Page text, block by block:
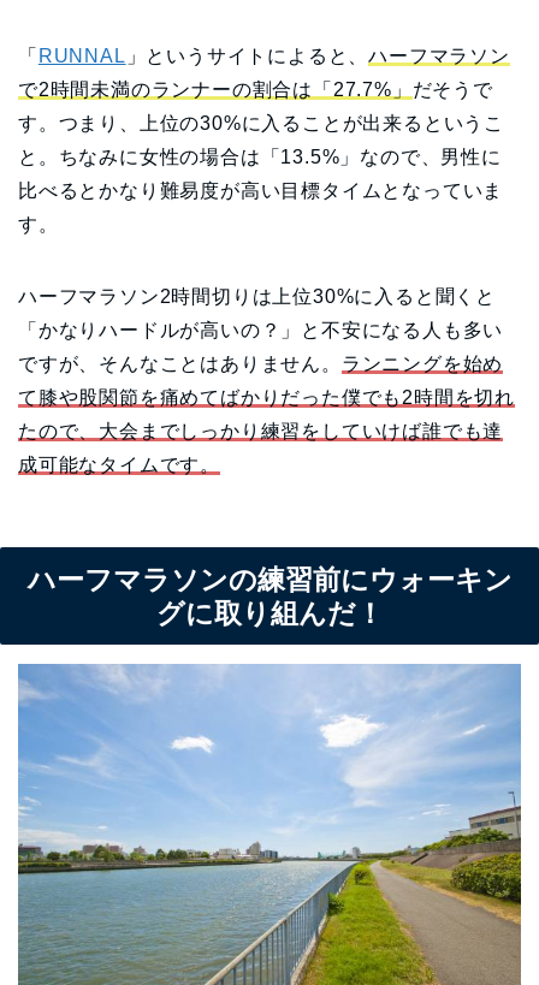
「 RUNNAL 」というサイトによると、ハーフマラソン
で2時間未満のランナーの割合は「27.7%」 だそうで
す。つまり、上位の30%に入ることが出来るというこ
と。ちなみに女性の場合は「13.5%」なので、男性に
比べるとかなり難易度が高い目標タイムとなっていま
す。
ハーフマラソン2時間切りは上位30%に入ると聞くと
「かなりハードルが高いの？」と不安になる人も多い
ですが、そんなことはありません。 ランニングを始め
て膝や股関節を痛めてばかりだった僕でも2時間を切れ
たので、大会までしっかり練習をしていけば誰でも達
成可能なタイムです。
ハーフマラソンの練習前にウォーキン
グに取り組んだ！